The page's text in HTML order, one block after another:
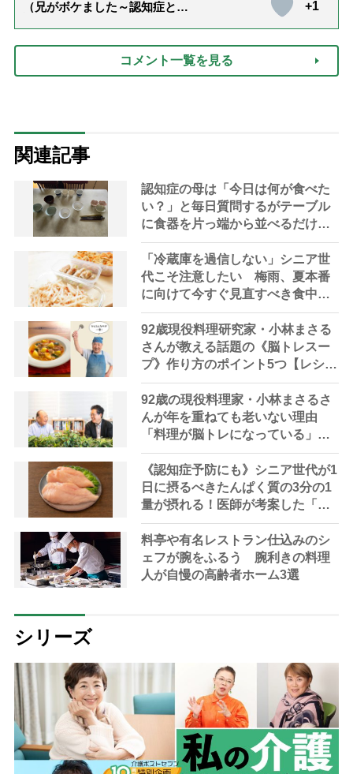
（兄がボケました～認知症と介
達』が届きました」）
+1
コメント一覧を見る
関連記事
認知症の母は「今日は何が食べた
い？」と毎日質問するがテーブル
に食器を片っ端から並べるだけ―
困った息子の対処法とものがない
現在の台所の意味
「冷蔵庫を過信しない」シニア世
代こそ注意したい 梅雨、夏本番
に向けて今すぐ見直すべき食中毒
対策を家事アドバイザーが指南
92歳現役料理研究家・小林まさる
さんが教える話題の《脳トレスー
プ》作り方のポイント5つ【レシピ
公開】
92歳の現役料理家・小林まさるさ
んが年を重ねても老いない理由
「料理が脳トレになっている」と
脳トレの権威が解説
《認知症予防にも》シニア世代が1
日に摂るべきたんぱく質の3分の1
量が摂れる！医師が考案した「長
生きスープ」レシピを紹介
料亭や有名レストラン仕込みのシ
ェフが腕をふるう 腕利きの料理
人が自慢の高齢者ホーム3選
シリーズ